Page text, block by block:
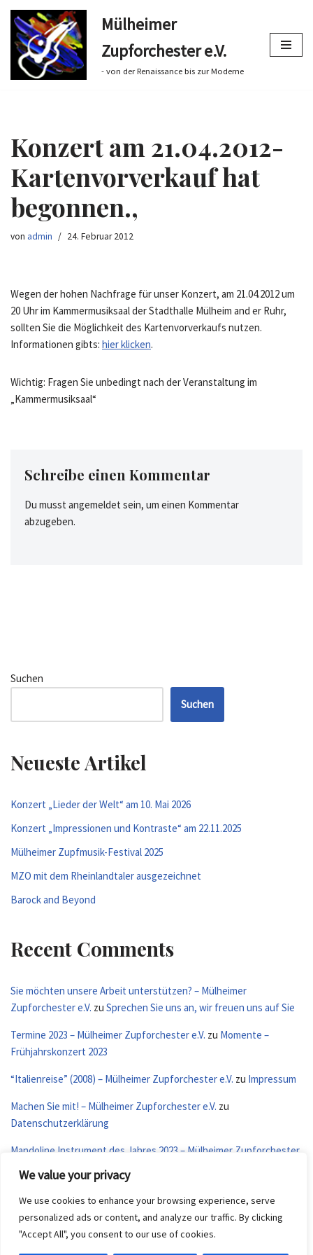
We value your privacy
We use cookies to enhance your browsing experience, serve
personalized ads or content, and analyze our traffic. By clicking
"Accept All", you consent to our use of cookies.
Zum
Inhalt
springen
Mülheimer
Zupforchester e.V.
- von der Renaissance bis zur Moderne
Konzert am 21.04.2012-
Kartenvorverkauf hat
begonnen.,
von admin 24. Februar 2012
Wegen der hohen Nachfrage für unser Konzert, am 21.04.2012 um
20 Uhr im Kammermusiksaal der Stadthalle Mülheim and er Ruhr,
sollten Sie die Möglichkeit des Kartenvorverkaufs nutzen.
Informationen gibts: hier klicken.
Wichtig: Fragen Sie unbedingt nach der Veranstaltung im
„Kammermusiksaal“
Schreibe einen Kommentar
Du musst angemeldet sein, um einen Kommentar
abzugeben.
Suchen
Suchen
Neueste Artikel
Konzert „Lieder der Welt“ am 10. Mai 2026
Konzert „Impressionen und Kontraste“ am 22.11.2025
Mülheimer Zupfmusik-Festival 2025
MZO mit dem Rheinlandtaler ausgezeichnet
Barock and Beyond
Recent Comments
Sie möchten unsere Arbeit unterstützen? – Mülheimer
Zupforchester e.V. zu Sprechen Sie uns an, wir freuen uns auf Sie
Termine 2023 – Mülheimer Zupforchester e.V. zu Momente –
Frühjahrskonzert 2023
“Italienreise” (2008) – Mülheimer Zupforchester e.V. zu Impressum
Machen Sie mit! – Mülheimer Zupforchester e.V. zu
Datenschutzerklärung
Mandoline Instrument des Jahres 2023 – Mülheimer Zupforchester
e.V.zu Termine 2023